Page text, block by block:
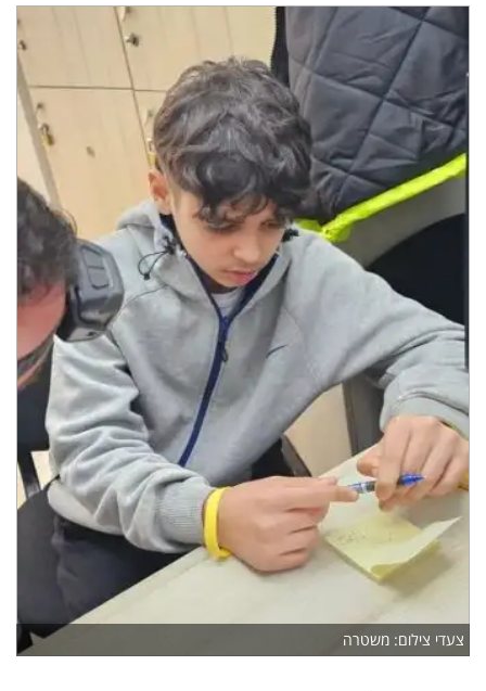
צעדי צילום: משטרה